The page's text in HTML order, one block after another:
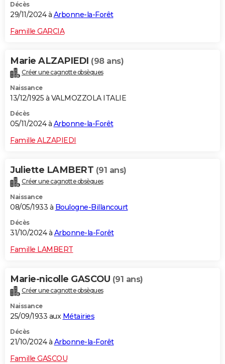
Décès
29/11/2024 à Arbonne-la-Forêt
Famille GARCIA
Marie ALZAPIEDI (98 ans)
Créer une cagnotte obsèques
Naissance
13/12/1925 à VALMOZZOLA ITALIE
Décès
05/11/2024 à Arbonne-la-Forêt
Famille ALZAPIEDI
Juliette LAMBERT (91 ans)
Créer une cagnotte obsèques
Naissance
08/05/1933 à Boulogne-Billancourt
Décès
31/10/2024 à Arbonne-la-Forêt
Famille LAMBERT
Marie-nicolle GASCOU (91 ans)
Créer une cagnotte obsèques
Naissance
25/09/1933 aux Métairies
Décès
21/10/2024 à Arbonne-la-Forêt
Famille GASCOU